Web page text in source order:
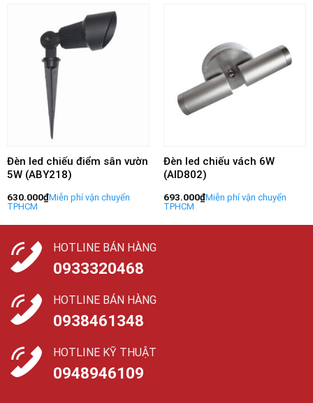
Đèn led chiếu điểm sân vườn
5W (ABY218)
630.000₫
Đèn led chiếu vách 6W
(AID802)
693.000₫
HOTLINE BÁN HÀNG
0933320468
HOTLINE BÁN HÀNG
0938461348
HOTLINE KỸ THUẬT
0948946109